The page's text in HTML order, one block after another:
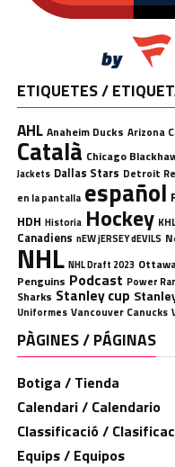
ETIQUETES /
AHL Anaheim Ducks Arizona
Català Chicago
Jackets Dallas Stars Detroit
en la pantalla español
HDH Historia Hockey KHL
Canadiens nEW jERSEY dEVILS
NHL NHL Draft 2023
Penguins Podcast Power
Sharks Stanley cup
Uniformes Vancouver Canucks
PÀGINES / PÁGINAS
Botiga / Tienda
Calendari / Calendario
Classificació /
Equips / Equipos